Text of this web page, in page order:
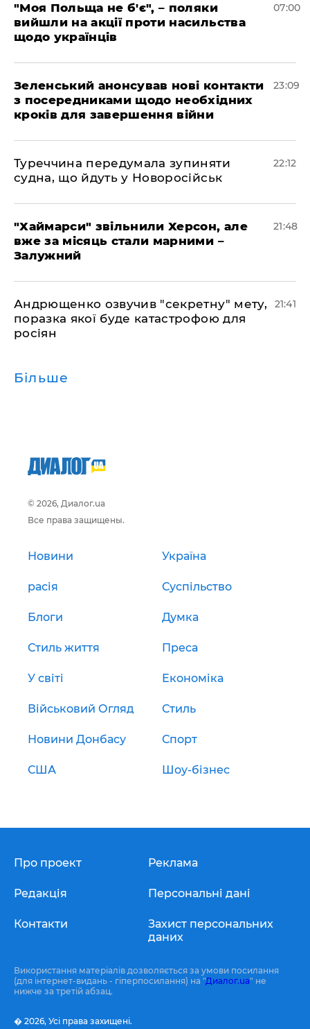
"Моя Польща не б'є", – поляки
вийшли на акції проти насильства
щодо українців
07:00
Зеленський анонсував нові контакти
з посередниками щодо необхідних
кроків для завершення війни
23:09
Туреччина передумала зупиняти
судна, що йдуть у Новоросійськ
22:12
"Хаймарси" звільнили Херсон, але
вже за місяць стали марними –
Залужний
21:48
Андрющенко озвучив "секретну" мету,
поразка якої буде катастрофою для
росіян
21:41
Більше
© 2026, Диалог.ua
Все права защищены.
Новини Україна
расія Суспільство
Блоги Думка
Стиль життя Преса
У світі Економіка
Військовий Огляд Стиль
Новини Донбасу Спорт
США Шоу-бізнес
Про проект
Редакція
Контакти
Реклама
Персональні дані
Захист персональних
даних
Використання матеріалів дозволяється за умови посилання
(для інтернет-видань - гіперпосилання) на "Диалог.ua" не
нижче за третій абзац.
� 2026, Усі права захищені.